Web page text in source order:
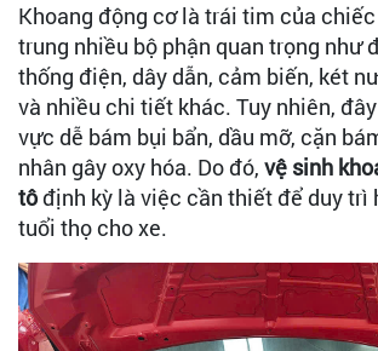
Bước 6: Rửa sạch và sấy khô khoang
Bước 7: Dưỡng nhựa, cao su và kiểm
Ưu Điểm Khi Sử Dụng Dịch Vụ Tại Garage
Lưu Ý Sau Khi Vệ Sinh Khoang Động Cơ
Địa Chỉ Liên Hệ Garage Ô Tô Sơn Dương
Khoang động cơ là trái tim của
trung nhiều bộ phận quan trọng như
thống điện, dây dẫn, cảm biến, két
và nhiều chi tiết khác. Tuy nhiên,
vực dễ bám bụi bẩn, dầu mỡ, cặn
nhân gây oxy hóa. Do đó, vệ sinh
tôđịnh kỳ là việc cần thiết để duy trì
tuổi thọ cho xe.